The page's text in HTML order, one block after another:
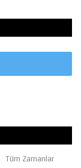
Tüm Zamanlar